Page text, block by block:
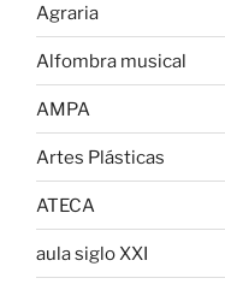
Agraria
Alfombra musical
AMPA
Artes Plásticas
ATECA
aula siglo XXI